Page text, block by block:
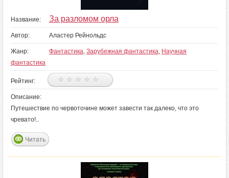
Название: За разломом орла
Автор: Аластер Рейнольдс
Жанр: Фантастика, Зарубежная фантастика, Научная
фантастика
Рейтинг:
Описание:
Путешествие по червоточине может завести так далеко, что это
чревато!..
Читать